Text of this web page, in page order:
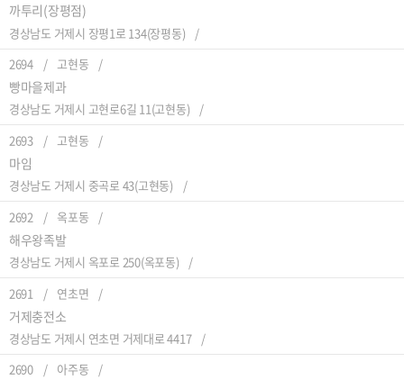
까투리(장평점)
경상남도 거제시 장평1로 134(장평동)
2694
고현동
빵마을제과
경상남도 거제시 고현로6길 11(고현동)
2693
고현동
마임
경상남도 거제시 중곡로 43(고현동)
2692
옥포동
해우왕족발
경상남도 거제시 옥포로 250(옥포동)
2691
연초면
거제충전소
경상남도 거제시 연초면 거제대로 4417
2690
아주동